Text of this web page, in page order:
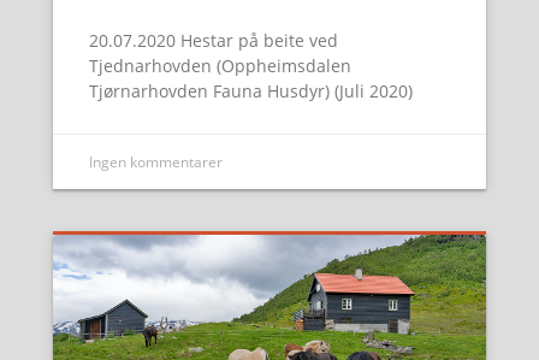
20.07.2020 Hestar på beite ved
Tjednarhovden (Oppheimsdalen
Tjørnarhovden Fauna Husdyr) (Juli 2020)
Ingen kommentarer